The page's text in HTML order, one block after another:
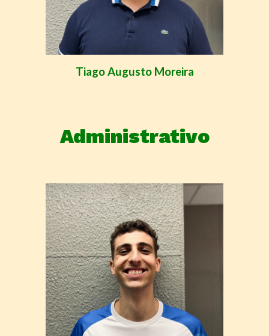
Tiago Augusto Moreira
Administrativo